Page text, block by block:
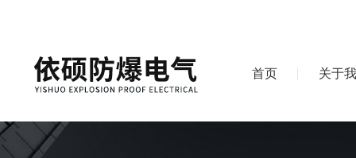
首页 关于